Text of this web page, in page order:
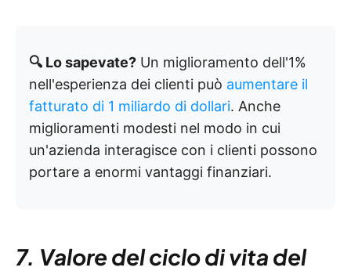
🔍 Lo sapevate? Un miglioramento dell'1%
nell'esperienza dei clienti può aumentare il
fatturato di 1 miliardo di dollari. Anche
miglioramenti modesti nel modo in cui
un'azienda interagisce con i clienti possono
portare a enormi vantaggi finanziari.
7. Valore del ciclo di vita del